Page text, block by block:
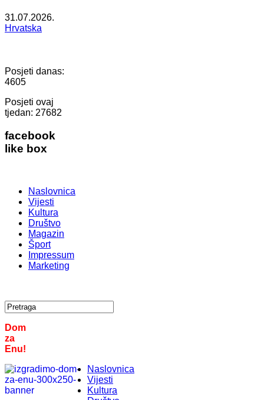
31.07.2026.
Hrvatska
Posjeti danas:
4605
Posjeti ovaj
tjedan: 27682
facebook
like box
Naslovnica
Vijesti
Kultura
Društvo
Magazin
Šport
Impressum
Marketing
Dom
za
Enu!
Naslovnica
Vijesti
Kultura